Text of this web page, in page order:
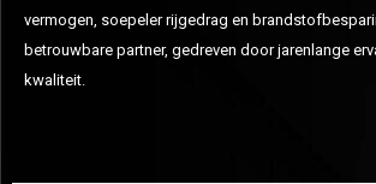
vermogen, soepeler rijgedrag en
betrouwbare partner, gedreven door jarenlange
kwaliteit.